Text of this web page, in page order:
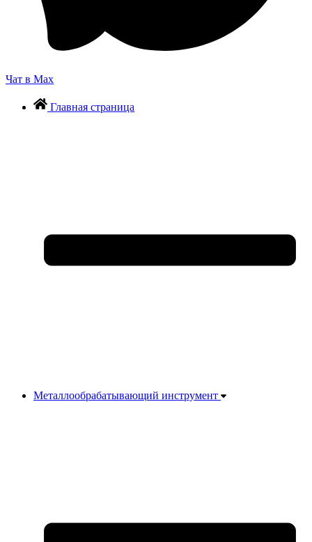
Чат в Max
Главная страница
Металлообрабатывающий инструмент